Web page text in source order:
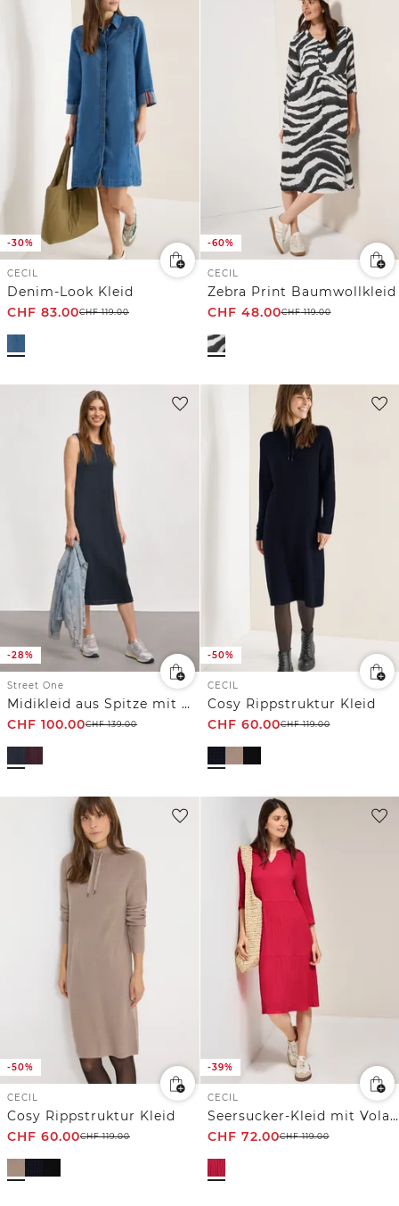
-30%
CECIL
Denim-Look Kleid
CHF 83.00CHF119.00
-60%
CECIL
Zebra Print Baumwollkleid
CHF 48.00CHF119.00
-28%
Street One
Midikleid aus Spitze mit Rundhals
CHF 100.00CHF139.00
-50%
CECIL
Cosy Rippstruktur Kleid
CHF 60.00CHF119.00
-50%
CECIL
Cosy Rippstruktur Kleid
CHF 60.00CHF119.00
-39%
CECIL
Seersucker-Kleid mit Volants
CHF 72.00CHF119.00